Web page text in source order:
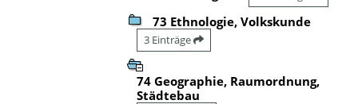
73 Ethnologie, Volkskunde
3 Einträge
74 Geographie, Raumordnung,
Städtebau